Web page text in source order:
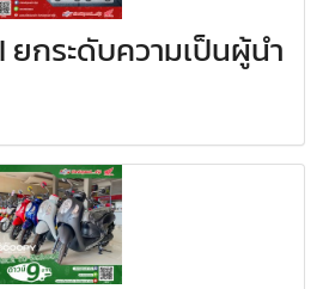
ยกระดับความเป็นผู้นำ